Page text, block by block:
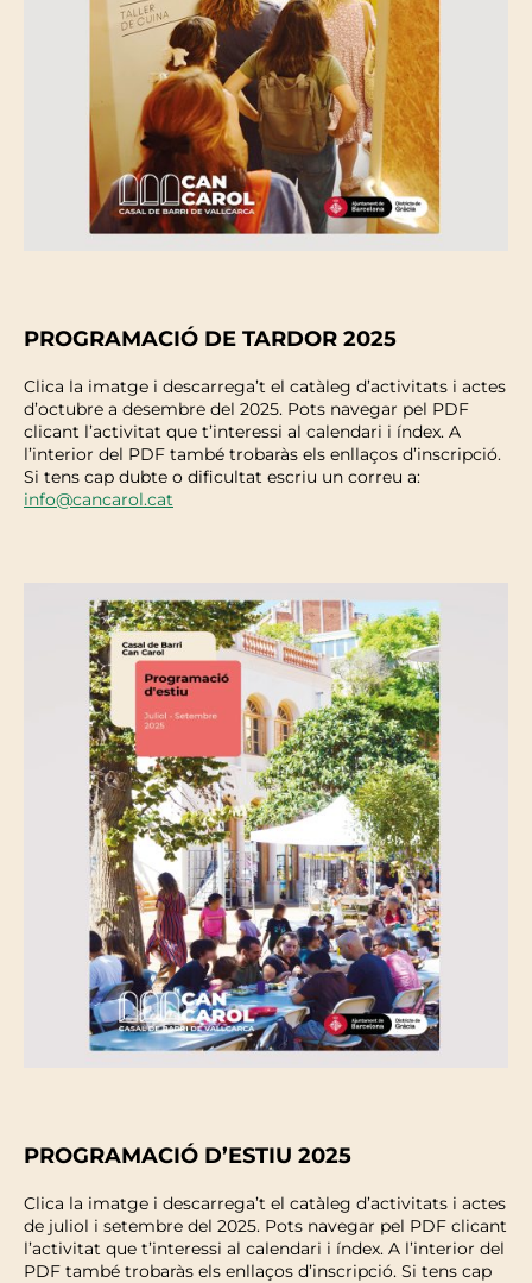
PROGRAMACIÓ DE TARDOR 2025
Clica la imatge i descarrega’t el catàleg d’activitats i actes
d’octubre a desembre del 2025. Pots navegar pel PDF
clicant l’activitat que t’interessi al calendari i índex. A
l’interior del PDF també trobaràs els enllaços d’inscripció.
Si tens cap dubte o dificultat escriu un correu a:
info@cancarol.cat
PROGRAMACIÓ D’ESTIU 2025
Clica la imatge i descarrega’t el catàleg d’activitats i actes
de juliol i setembre del 2025. Pots navegar pel PDF clicant
l’activitat que t’interessi al calendari i índex. A l’interior del
PDF també trobaràs els enllaços d’inscripció. Si tens cap